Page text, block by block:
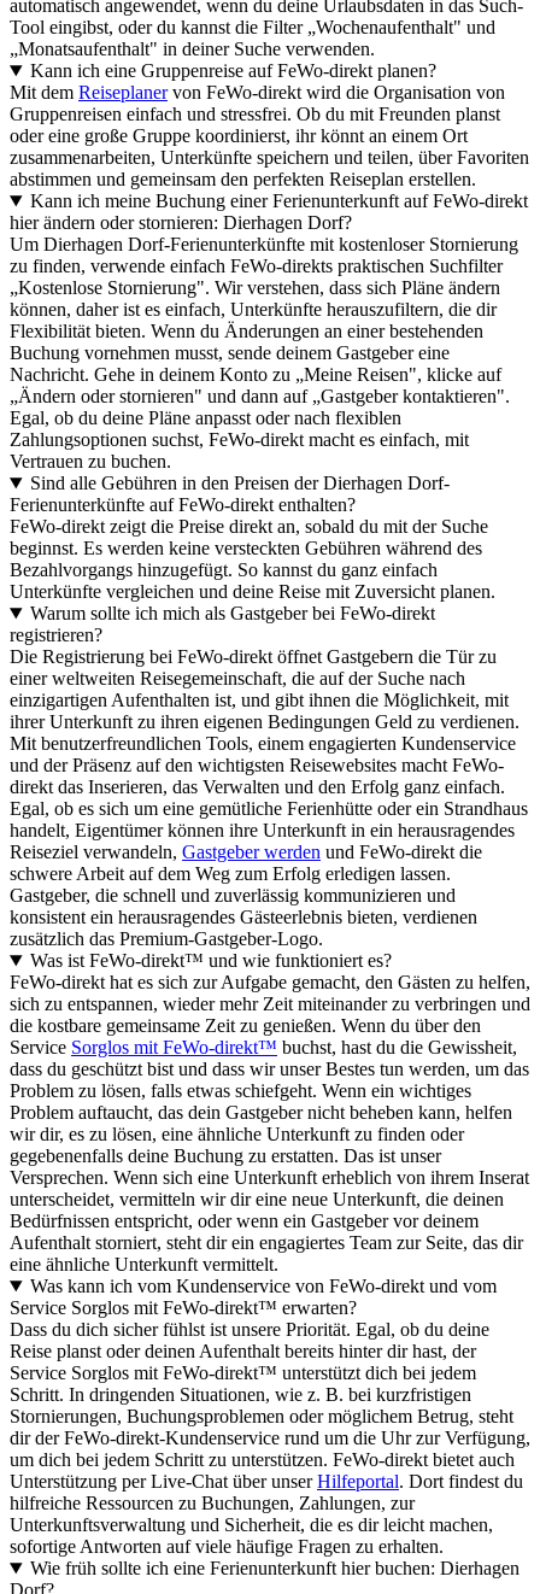
automatisch angewendet, wenn du deine Urlaubsdaten in das Such-
Tool eingibst, oder du kannst die Filter „Wochenaufenthalt" und
„Monatsaufenthalt" in deiner Suche verwenden.
Kann ich eine Gruppenreise auf FeWo-direkt planen?
Mit dem Reiseplanervon FeWo-direkt wird die Organisation von
Gruppenreisen einfach und stressfrei. Ob du mit Freunden planst
oder eine große Gruppe koordinierst, ihr könnt an einem Ort
zusammenarbeiten, Unterkünfte speichern und teilen, über Favoriten
abstimmen und gemeinsam den perfekten Reiseplan erstellen.
Kann ich meine Buchung einer Ferienunterkunft auf FeWo-direkt
hier ändern oder stornieren: Dierhagen Dorf?
Um Dierhagen Dorf-Ferienunterkünfte mit kostenloser Stornierung
zu finden, verwende einfach FeWo-direkts praktischen Suchfilter
„Kostenlose Stornierung". Wir verstehen, dass sich Pläne ändern
können, daher ist es einfach, Unterkünfte herauszufiltern, die dir
Flexibilität bieten. Wenn du Änderungen an einer bestehenden
Buchung vornehmen musst, sende deinem Gastgeber eine
Nachricht. Gehe in deinem Konto zu „Meine Reisen", klicke auf
„Ändern oder stornieren" und dann auf „Gastgeber kontaktieren".
Egal, ob du deine Pläne anpasst oder nach flexiblen
Zahlungsoptionen suchst, FeWo-direkt macht es einfach, mit
Vertrauen zu buchen.
Sind alle Gebühren in den Preisen der Dierhagen Dorf-
Ferienunterkünfte auf FeWo-direkt enthalten?
FeWo-direkt zeigt die Preise direkt an, sobald du mit der Suche
beginnst. Es werden keine versteckten Gebühren während des
Bezahlvorgangs hinzugefügt. So kannst du ganz einfach
Unterkünfte vergleichen und deine Reise mit Zuversicht planen.
Warum sollte ich mich als Gastgeber bei FeWo-direkt
registrieren?
Die Registrierung bei FeWo-direkt öffnet Gastgebern die Tür zu
einer weltweiten Reisegemeinschaft, die auf der Suche nach
einzigartigen Aufenthalten ist, und gibt ihnen die Möglichkeit, mit
ihrer Unterkunft zu ihren eigenen Bedingungen Geld zu verdienen.
Mit benutzerfreundlichen Tools, einem engagierten Kundenservice
und der Präsenz auf den wichtigsten Reisewebsites macht FeWo-
direkt das Inserieren, das Verwalten und den Erfolg ganz einfach.
Egal, ob es sich um eine gemütliche Ferienhütte oder ein Strandhaus
handelt, Eigentümer können ihre Unterkunft in ein herausragendes
Reiseziel verwandeln, Gastgeber werden und FeWo-direkt die
schwere Arbeit auf dem Weg zum Erfolg erledigen lassen.
Gastgeber, die schnell und zuverlässig kommunizieren und
konsistent ein herausragendes Gästeerlebnis bieten, verdienen
zusätzlich das Premium-Gastgeber-Logo.
Was ist FeWo-direkt™ und wie funktioniert es?
FeWo-direkt hat es sich zur Aufgabe gemacht, den Gästen zu helfen,
sich zu entspannen, wieder mehr Zeit miteinander zu verbringen und
die kostbare gemeinsame Zeit zu genießen. Wenn du über den
Service Sorglos mit FeWo-direkt™ buchst, hast du die Gewissheit,
dass du geschützt bist und dass wir unser Bestes tun werden, um das
Problem zu lösen, falls etwas schiefgeht. Wenn ein wichtiges
Problem auftaucht, das dein Gastgeber nicht beheben kann, helfen
wir dir, es zu lösen, eine ähnliche Unterkunft zu finden oder
gegebenenfalls deine Buchung zu erstatten. Das ist unser
Versprechen. Wenn sich eine Unterkunft erheblich von ihrem Inserat
unterscheidet, vermitteln wir dir eine neue Unterkunft, die deinen
Bedürfnissen entspricht, oder wenn ein Gastgeber vor deinem
Aufenthalt storniert, steht dir ein engagiertes Team zur Seite, das dir
eine ähnliche Unterkunft vermittelt.
Was kann ich vom Kundenservice von FeWo-direkt und vom
Service Sorglos mit FeWo-direkt™ erwarten?
Dass du dich sicher fühlst ist unsere Priorität. Egal, ob du deine
Reise planst oder deinen Aufenthalt bereits hinter dir hast, der
Service Sorglos mit FeWo-direkt™ unterstützt dich bei jedem
Schritt. In dringenden Situationen, wie z. B. bei kurzfristigen
Stornierungen, Buchungsproblemen oder möglichem Betrug, steht
dir der FeWo-direkt-Kundenservice rund um die Uhr zur Verfügung,
um dich bei jedem Schritt zu unterstützen. FeWo-direkt bietet auch
Unterstützung per Live-Chat über unserHilfeportal. Dort findest du
hilfreiche Ressourcen zu Buchungen, Zahlungen, zur
Unterkunftsverwaltung und Sicherheit, die es dir leicht machen,
sofortige Antworten auf viele häufige Fragen zu erhalten.
Wie früh sollte ich eine Ferienunterkunft hier buchen: Dierhagen
Dorf?